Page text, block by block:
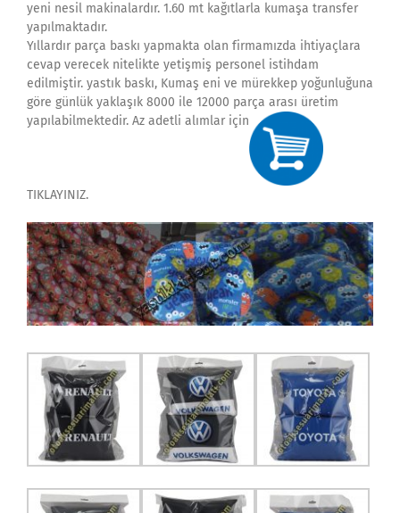
yeni nesil makinalardır. 1.60 mt kağıtlarla kumaşa transfer
yapılmaktadır.
Yıllardır parça baskı yapmakta olan firmamızda ihtiyaçlara
cevap verecek nitelikte yetişmiş personel istihdam
edilmiştir. yastık baskı, Kumaş eni ve mürekkep yoğunluğuna
göre günlük yaklaşık 8000 ile 12000 parça arası üretim
yapılabilmektedir. Az adetli alımlar için
TIKLAYINIZ.